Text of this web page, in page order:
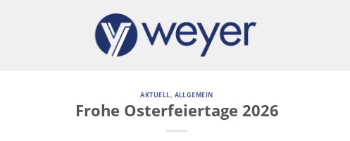
AKTUELL, ALLGEMEIN
Frohe Osterfeiertage 2026